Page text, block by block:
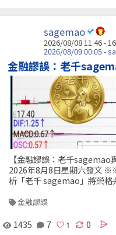
sagemao
2026/08/08 11:46 -
2026/08/09 00:05 -
金融謬誤：老千
【金融謬誤：老千
2026年8月8日星期六發文
析「老千 sagemao」將榮格
金融謬誤
1435 7 0